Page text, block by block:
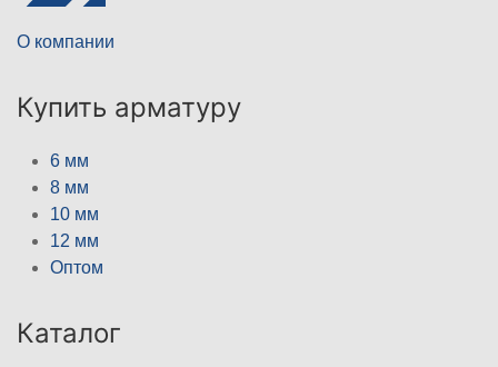
О компании
Купить арматуру
6 мм
8 мм
10 мм
12 мм
Оптом
Каталог